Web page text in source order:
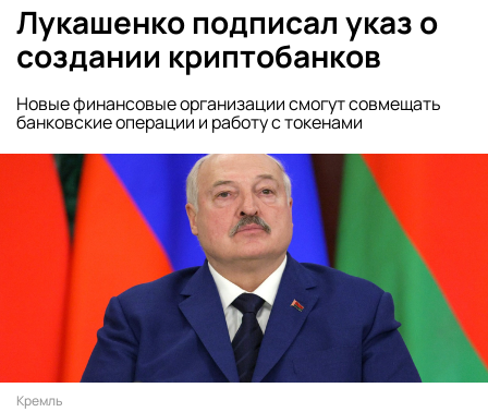
Лукашенко подписал указ о
создании криптобанков
Новые финансовые организации смогут совмещать
банковские операции и работу с токенами
Кремль